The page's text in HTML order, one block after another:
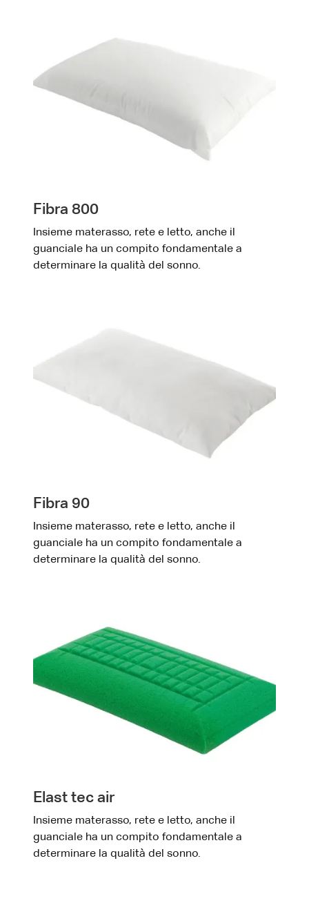
Fibra 800
Insieme materasso, rete e letto, anche il
guanciale ha un compito fondamentale a
determinare la qualità del sonno.
Fibra 90
Insieme materasso, rete e letto, anche il
guanciale ha un compito fondamentale a
determinare la qualità del sonno.
Elast tec air
Insieme materasso, rete e letto, anche il
guanciale ha un compito fondamentale a
determinare la qualità del sonno.